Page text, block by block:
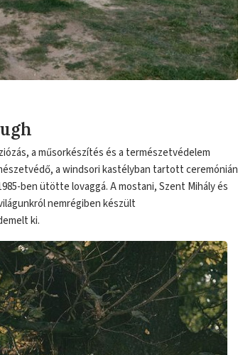
a műsorkészítés és a természetvédelem
a windsori kastélyban tartott ceremónián
ben ütötte lovaggá. A mostani, Szent Mihály és
nemrégiben készült
ki.